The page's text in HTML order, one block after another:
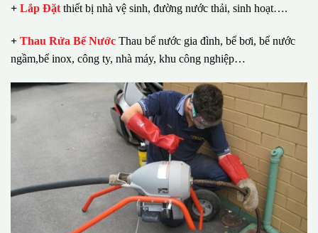
+ Lắp Đặt thiết bị nhà vệ sinh, đường nước thải, sinh hoạt….
+ Thau Rửa Bể Nước Thau bể nước gia đình, bể bơi, bể nước
ngầm,bể inox, công ty, nhà máy, khu công nghiệp…